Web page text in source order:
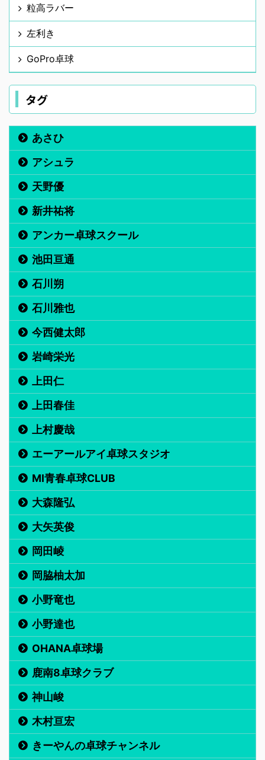
粒高ラバー
左利き
GoPro卓球
タグ
あさひ
アシュラ
天野優
新井祐将
アンカー卓球スクール
池田亘通
石川朔
石川雅也
今西健太郎
岩崎栄光
上田仁
上田春佳
上村慶哉
エーアールアイ卓球スタジオ
MI青春卓球CLUB
大森隆弘
大矢英俊
岡田崚
岡脇柚太加
小野竜也
小野達也
OHANA卓球場
鹿南8卓球クラブ
神山峻
木村亘宏
きーやんの卓球チャンネル